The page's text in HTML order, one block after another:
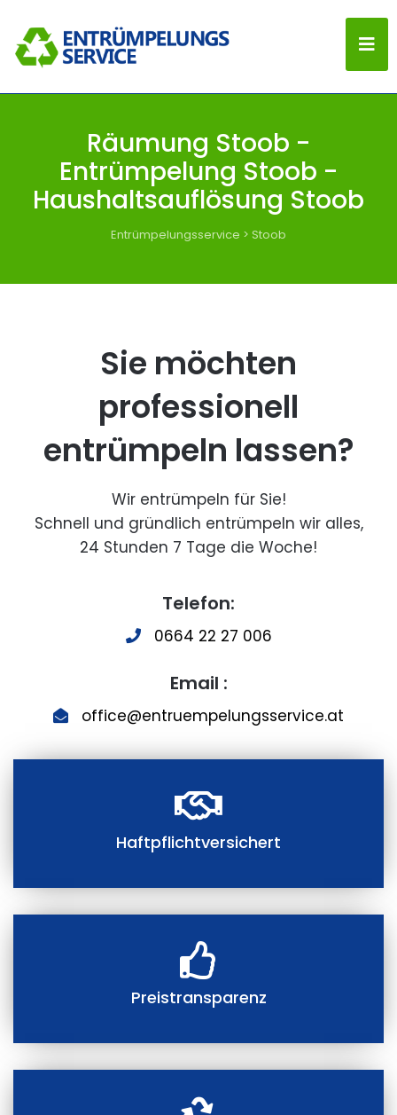
Räumung Stoob -
Entrümpelung Stoob -
Haushaltsauflösung Stoob
Entrümpelungsservice > Stoob
Sie möchten
professionell
entrümpeln lassen?
Wir entrümpeln für Sie!
Schnell und gründlich entrümpeln wir alles,
24 Stunden 7 Tage die Woche!
Telefon:
0664 22 27 006
Email :
office@entruempelungsservice.at
Haftpflichtversichert
Preistransparenz